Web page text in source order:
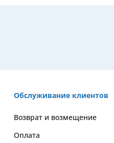
Обслуживание клиентов
Возврат и возмещение
Оплата